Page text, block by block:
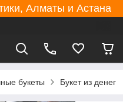
Алматы и Астана
букеты Букет из денег